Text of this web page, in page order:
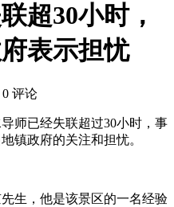
超30小时，
表示担忧
0 评论
师已经失联超过30小时，事
镇政府的关注和担忧。
生，他是该景区的一名经验